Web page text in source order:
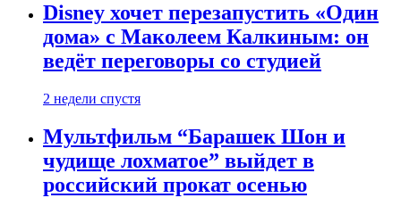
Disney хочет перезапустить «Один
дома» с Маколеем Калкиным: он
ведёт переговоры со студией
2 недели спустя
Мультфильм “Барашек Шон и
чудище лохматое” выйдет в
российский прокат осенью